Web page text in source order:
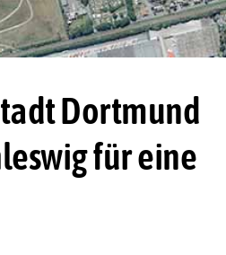
Dortmund
für eine